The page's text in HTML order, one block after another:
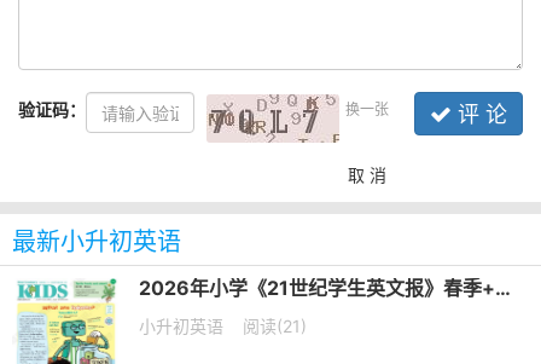
验证码： 换一张 评 论
取 消
最新小升初英语
2026年小学《21世纪学生英文报》春季+暑假合刊PDF电子版下载
小升初英语 阅读(21)